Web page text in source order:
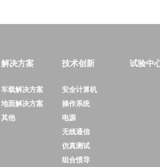
解决方案
车载解决方案
地面解决方案
其他
技术创新
安全计算机
操作系统
电源
无线通信
仿真测试
组合惯导
试验中